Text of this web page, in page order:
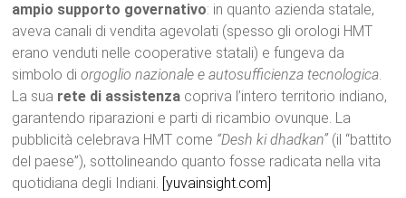
ampio supporto governativo: in quanto azienda statale,
aveva canali di vendita agevolati (spesso gli orologi HMT
erano venduti nelle cooperative statali) e fungeva da
simbolo diorgoglio nazionale e autosufficienza tecnologica.
La sua rete di assistenza copriva l’intero territorio indiano,
garantendo riparazioni e parti di ricambio ovunque. La
pubblicità celebrava HMT come “Desh ki dhadkan”(il “battito
del paese”), sottolineando quanto fosse radicata nella vita
quotidiana degli Indiani. [yuvainsight.com]